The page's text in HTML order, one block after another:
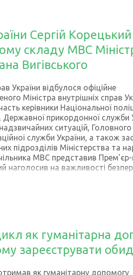
Сергій Корецький
складу МВС
Вигівського
України відбулося офіційне
Міністра внутрішніх справ
керівники Національної
Державної прикордонної служби
ситуацій, Головного
служби України, а також
підрозділів Міністерства та
МВС представив Прем’єр-
наголосив на важливості
Міністерство внутрішніх справ
правопорядок, безпеку
завдань на лінії фронту та
елементів системи
Під час представлення
справ України Іван
як гуманітарна
зареєструвати
як гуманітарну допомогу